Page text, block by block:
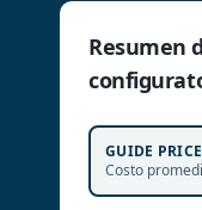
Resumen
GUIDE PRICE
Costo